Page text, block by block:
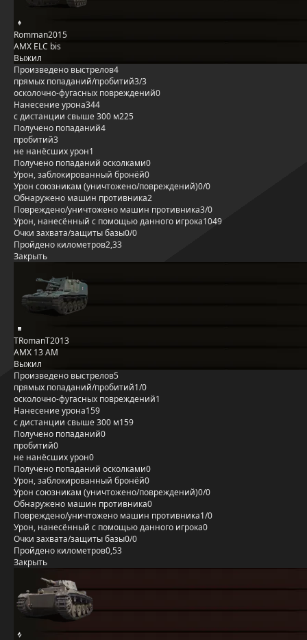
Romman2015
AMX ELC bis
Выжил
Произведено выстрелов4
прямых попаданий/пробитий3/3
осколочно-фугасных повреждений0
Нанесение урона344
с дистанции свыше 300 м225
Получено попаданий4
пробитий3
не нанёсших урон1
Получено попаданий осколками0
Урон, заблокированный бронёй0
Урон союзникам (уничтожено/повреждений)0/0
Обнаружено машин противника2
Повреждено/уничтожено машин противника3/0
Урон, нанесённый с помощью данного игрока1049
Очки захвата/защиты базы0/0
Пройдено километров2,33
Закрыть
TRomanT2013
AMX 13 AM
Выжил
Произведено выстрелов5
прямых попаданий/пробитий1/0
осколочно-фугасных повреждений1
Нанесение урона159
с дистанции свыше 300 м159
Получено попаданий0
пробитий0
не нанёсших урон0
Получено попаданий осколками0
Урон, заблокированный бронёй0
Урон союзникам (уничтожено/повреждений)0/0
Обнаружено машин противника0
Повреждено/уничтожено машин противника1/0
Урон, нанесённый с помощью данного игрока0
Очки захвата/защиты базы0/0
Пройдено километров0,53
Закрыть